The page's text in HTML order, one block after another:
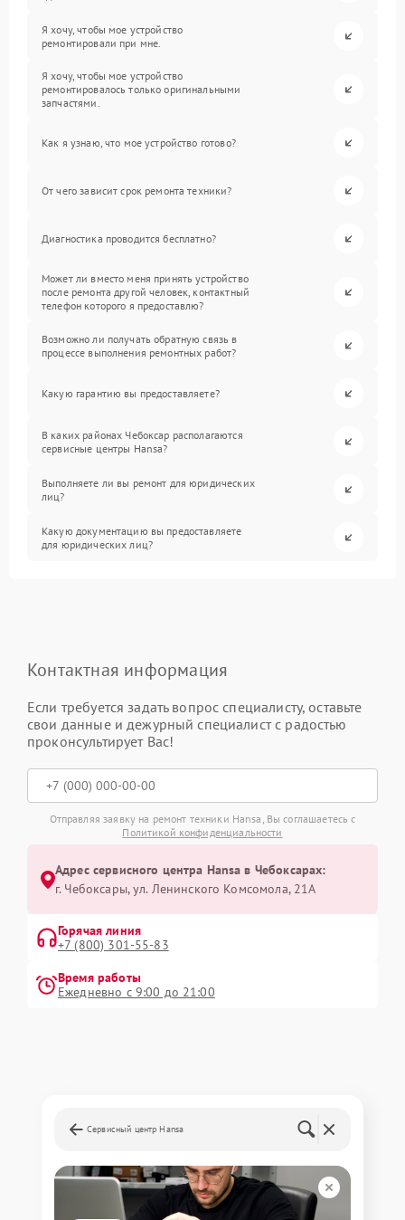
Я хочу, чтобы мое устройство
ремонтировали при мне.
Я хочу, чтобы мое устройство
ремонтировалось только оригинальными
запчастями.
Как я узнаю, что мое устройство готово?
От чего зависит срок ремонта техники?
Диагностика проводится бесплатно?
Может ли вместо меня принять устройство
после ремонта другой человек, контактный
телефон которого я предоставлю?
Возможно ли получать обратную связь в
процессе выполнения ремонтных работ?
Какую гарантию вы предоставляете?
В каких районах Чебоксар располагаются
сервисные центры Hansa?
Выполняете ли вы ремонт для юридических
лиц?
Какую документацию вы предоставляете
для юридических лиц?
Контактная информация
Если требуется задать вопрос специалисту, оставьте
свои данные и дежурный специалист с радостью
проконсультирует Вас!
Отправляя заявку на ремонт техники Hansa, Вы соглашаетесь с
Политикой конфиденциальности
Адрес сервисного центра Hansa в Чебоксарах:
г. Чебоксары, ул. Ленинского Комсомола, 21А
Горячая линия
+7 (800) 301-55-83
Время работы
Ежедневно с 9:00 до 21:00
Сервисный центр Hansa